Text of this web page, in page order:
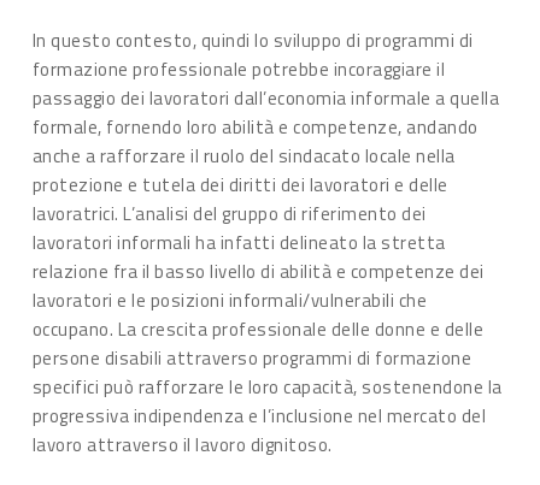
In questo contesto, quindi lo sviluppo di programmi di
formazione professionale potrebbe incoraggiare il
passaggio dei lavoratori dall’economia informale a quella
formale, fornendo loro abilità e competenze, andando
anche a rafforzare il ruolo del sindacato locale nella
protezione e tutela dei diritti dei lavoratori e delle
lavoratrici. L’analisi del gruppo di riferimento dei
lavoratori informali ha infatti delineato la stretta
relazione fra il basso livello di abilità e competenze dei
lavoratori e le posizioni informali/vulnerabili che
occupano. La crescita professionale delle donne e delle
persone disabili attraverso programmi di formazione
specifici può rafforzare le loro capacità, sostenendone la
progressiva indipendenza e l’inclusione nel mercato del
lavoro attraverso il lavoro dignitoso.